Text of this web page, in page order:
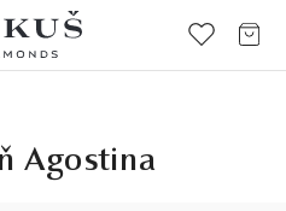
Agostina